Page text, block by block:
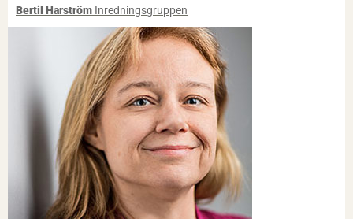
Bertil Harström Inredningsgruppen